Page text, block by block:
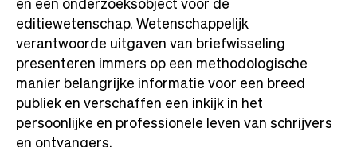
editiewetenschap. Wetenschappelijk
verantwoorde uitgaven van briefwisseling
presenteren immers op een methodologische
manier belangrijke informatie voor een breed
publiek en verschaffen een inkijk in het
persoonlijke en professionele leven van schrijvers
en ontvangers.